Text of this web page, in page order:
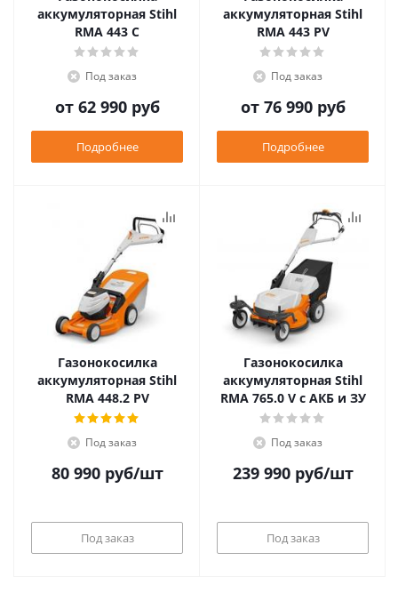
аккумуляторная Stihl
RMA 443 C
Под заказ
от 62 990 руб
Подробнее
аккумуляторная Stihl
RMA 443 PV
Под заказ
от 76 990 руб
Подробнее
Газонокосилка
аккумуляторная Stihl
RMA 448.2 PV
Под заказ
80 990руб/шт
Под заказ
Газонокосилка
аккумуляторная Stihl
RMA 765.0 V с АКБ и ЗУ
Под заказ
239 990руб/шт
Под заказ